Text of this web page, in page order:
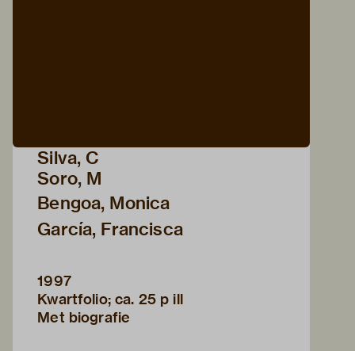
Silva, C
Soro, M
Bengoa, Monica
García, Francisca
1997
Kwartfolio; ca. 25 p ill
Met biografie